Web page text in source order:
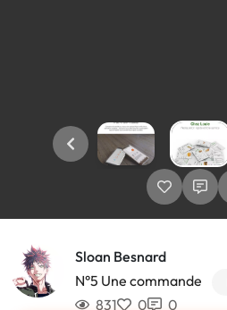
Sloan Besnard
N°5 Une commande
831 0 0